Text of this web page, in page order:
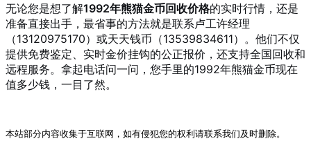
无论您是想了解1992年熊猫金币回收价格的实时行情，还是
准备直接出手，最省事的方法就是联系卢工许经理
（13120975170）或天天钱币（13539834611）。他们不仅
提供免费鉴定、实时金价挂钩的公正报价，还支持全国回收和
远程服务。拿起电话问一问，您手里的1992年熊猫金币现在
值多少钱，一目了然。
本站部分内容收集于互联网，如有侵犯您的权利请联系我们及时删除。